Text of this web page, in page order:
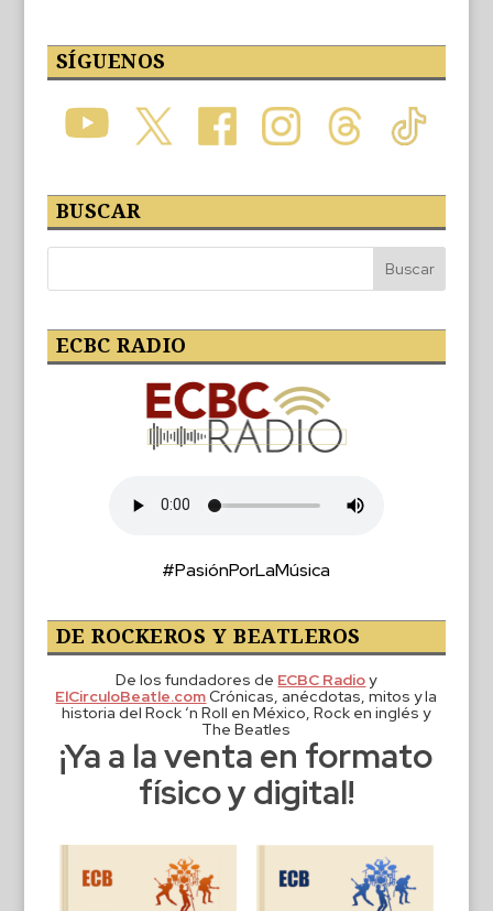
SÍGUENOS
BUSCAR
ECBC RADIO
#PasiónPorLaMúsica
DE ROCKEROS Y BEATLEROS
De los fundadores de ECBC Radioy
ElCirculoBeatle.comCrónicas, anécdotas, mitos y la
historia del Rock ‘n Roll en México, Rock en inglés y
The Beatles
¡Ya a la venta en formato
físico y digital!